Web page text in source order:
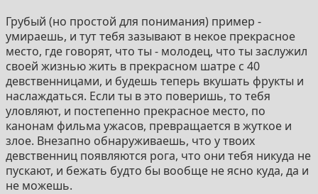
осознать своим обыкновенным сознанием, но ведь
это подразумевает, что где-то вне поля нашей
видимости существуют миры, где живут все те
миллиарды сознаний, оставивших мир за
тысячелетия нашей истории. И значит либо этих
миров миллионы, либо это какой-то нереально
большой мир.
Однако Православные взгляды на загробную жизнь,
кроме того что очень пугают (вечные страдания или
вечный покой - всё это звучит страшновато, ведь
душа человека всегда требует исследований, чего-то
нового, перемен, путешествий), а во вторых
Грубый (но простой для понимания) пример -
умираешь, и тут тебя зазывают в некое прекрасное
место, где говорят, что ты - молодец, что ты заслужил
своей жизнью жить в прекрасном шатре с 40
девственницами, и будешь теперь вкушать фрукты и
наслаждаться. Если ты в это поверишь, то тебя
уловляют, и постепенно прекрасное место, по
канонам фильма ужасов, превращается в жуткое и
злое. Внезапно обнаруживаешь, что у твоих
девственниц появляются рога, что они тебя никуда не
пускают, и бежать будто бы вообще не ясно куда, да и
не можешь.